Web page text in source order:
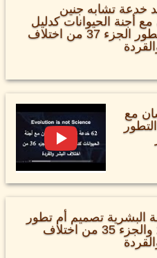
خدعة تشابه جنين
مع أجنة الحيوانات كدليل
على التطور الجزء 37 من اختلاف
مع
البشرية تصميم أم تطور
كمالة 2 والجزء 35 من اختلاف